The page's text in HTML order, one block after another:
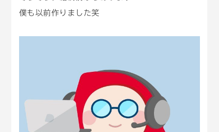
僕も以前作りました笑